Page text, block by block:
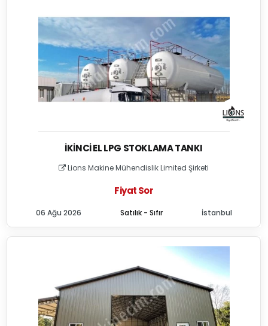
İKINCI EL LPG STOKLAMA TANKI
Lions Makine Mühendislik Limited Şirketi
Fiyat Sor
Satılık - Sıfır
06 Ağu 2026 İstanbul